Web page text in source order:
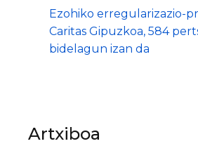
Ezohiko erregularizazio-
Caritas Gipuzkoa, 584
bidelagun izan da
Artxiboa